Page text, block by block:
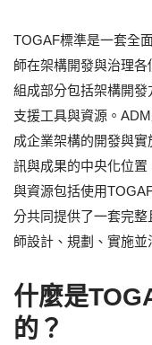
TOGAF標準是一套全
師在架構開發與治理
組成部分包括架構開發
支援工具與資源。
成企業架構的開發與
訊與成果的中央化位
與資源包括使用
分共同提供了一套完
師設計、規劃、實施並
什麼是
的？